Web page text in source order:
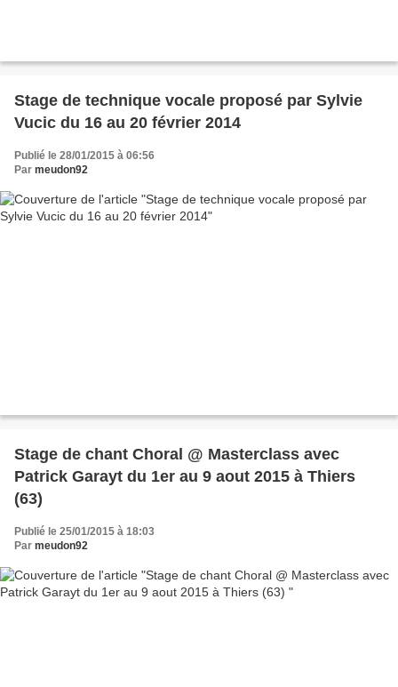
Stage de technique vocale proposé par Sylvie
Vucic du 16 au 20 février 2014
Publié le 28/01/2015 à 06:56
Par meudon92
Stage de chant Choral @ Masterclass avec
Patrick Garayt du 1er au 9 aout 2015 à Thiers
(63)
Publié le 25/01/2015 à 18:03
Par meudon92